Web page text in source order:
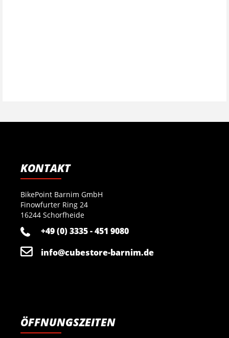
KONTAKT
BikePoint Barnim GmbH
Finowfurter Ring 24
16244 Schorfheide
+49 (0) 3335 - 451 9080
info@cubestore-barnim.de
ÖFFNUNGSZEITEN